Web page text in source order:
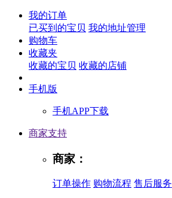
我的订单
已买到的宝贝 我的地址管理
购物车
收藏夹
收藏的宝贝 收藏的店铺
手机版
手机APP下载
商家支持
商家：
订单操作 购物流程 售后服务